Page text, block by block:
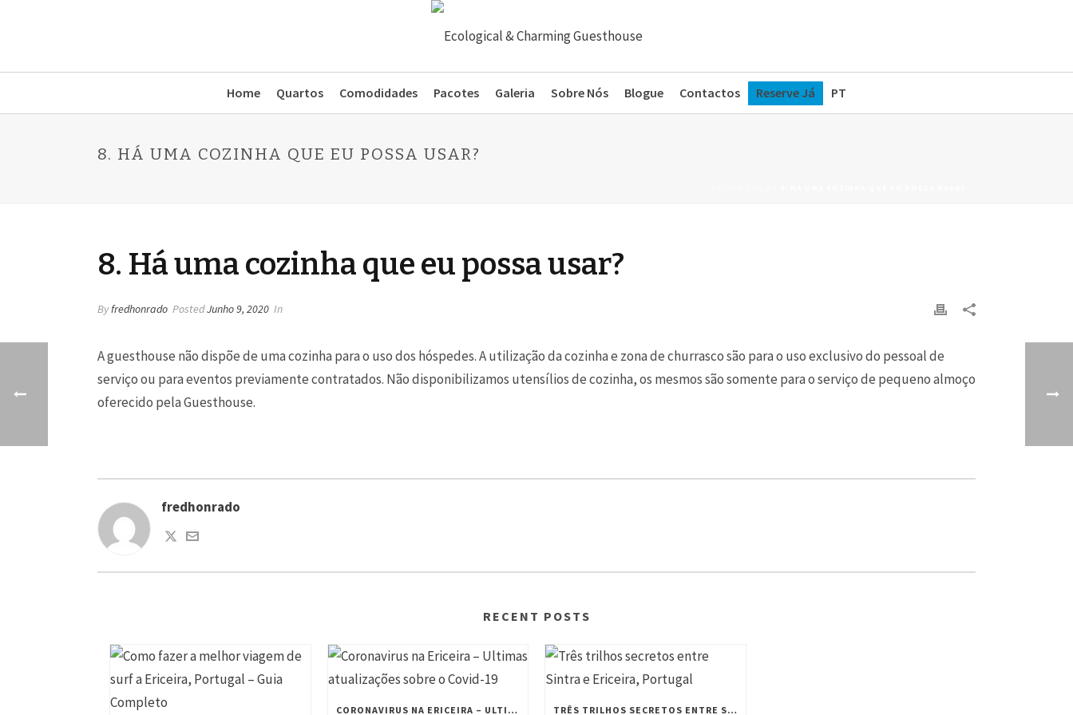
Home Quartos Comodidades Pacotes Galeria Sobre Nós Blogue Contactos Reserve Já PT
8. HÁ UMA COZINHA QUE EU POSSA USAR?
8. Há uma cozinha que eu possa usar?
Byfredhonrado PostedJunho 9, 2020 In
A guesthouse não dispõe de uma cozinha para o uso dos hóspedes. A utilização da cozinha e zona de churrasco são para o uso exclusivo do pessoal de
serviço ou para eventos previamente contratados. Não disponibilizamos utensílios de cozinha, os mesmos são somente para o serviço de pequeno almoço
oferecido pela Guesthouse.
fredhonrado
RECENT POSTS
CORONAVIRUS NA ERICEIRA – ULTIMAS ATUALIZAÇÕES SOBRE O COVID-19 TRÊS TRILHOS SECRETOS ENTRE SINTRA E ERICEIRA, PORTUGAL